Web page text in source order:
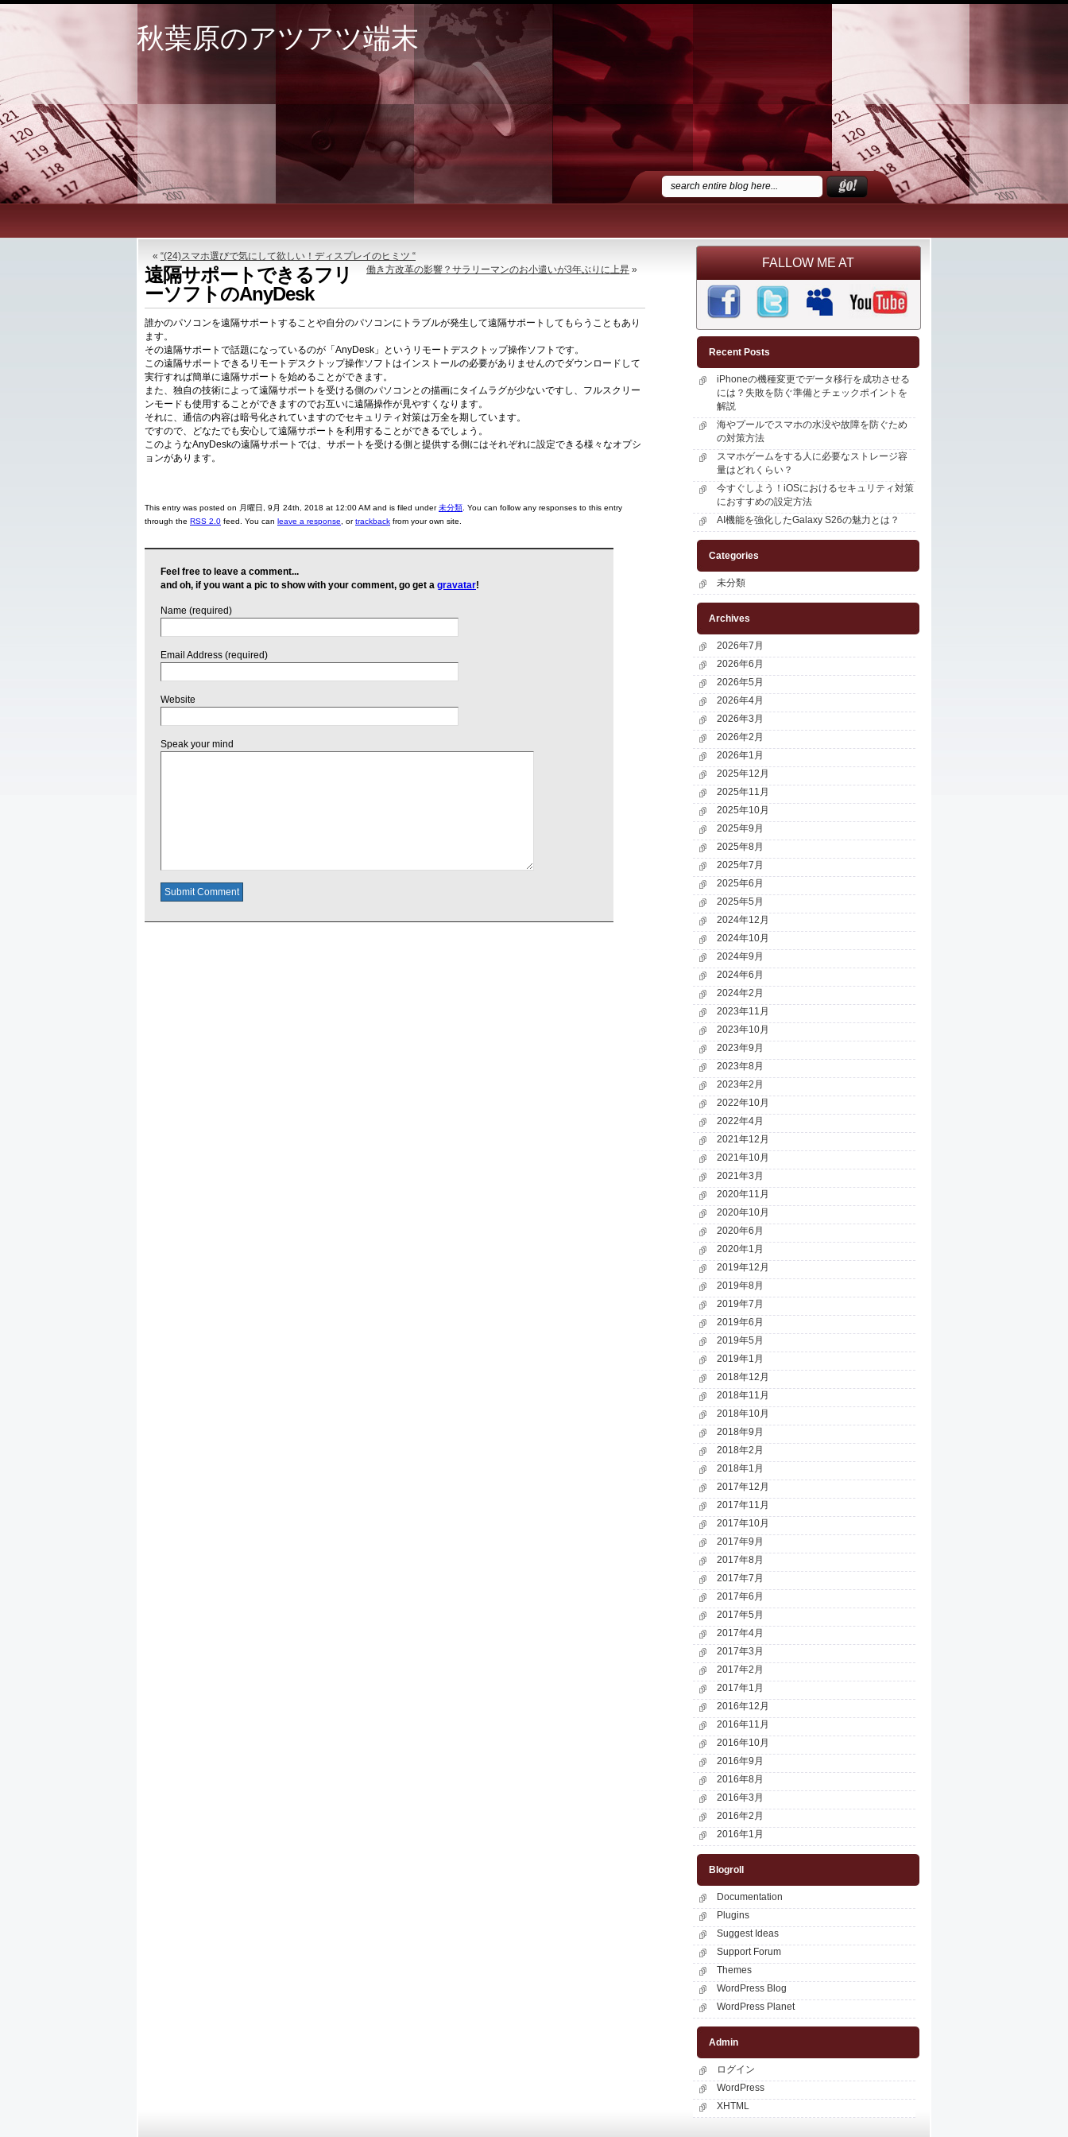
秋葉原のアツアツ端末
« “(24)スマホ選びで気にして欲しい！ディスプレイのヒミツ “
働き方改革の影響？サラリーマンのお小遣いが3年ぶりに上昇 »
遠隔サポートできるフリ
ーソフトのAnyDesk
誰かのパソコンを遠隔サポートすることや自分のパソコンにトラブルが発生して遠隔サポートしてもらうこともあり
ます。
その遠隔サポートで話題になっているのが「AnyDesk」というリモートデスクトップ操作ソフトです。
この遠隔サポートできるリモートデスクトップ操作ソフトはインストールの必要がありませんのでダウンロードして
実行すれば簡単に遠隔サポートを始めることができます。
また、独自の技術によって遠隔サポートを受ける側のパソコンとの描画にタイムラグが少ないですし、フルスクリー
ンモードも使用することができますのでお互いに遠隔操作が見やすくなります。
それに、通信の内容は暗号化されていますのでセキュリティ対策は万全を期しています。
ですので、どなたでも安心して遠隔サポートを利用することができるでしょう。
このようなAnyDeskの遠隔サポートでは、サポートを受ける側と提供する側にはそれぞれに設定できる様々なオプシ
ョンがあります。
This entry was posted on 月曜日, 9月 24th, 2018 at 12:00 AM and is filed under未分類 . You can follow any responses to this entry
through the RSS 2.0 feed. You can leave a response , ortrackback from your own site.
Feel free to leave a comment...
and oh, if you want a pic to show with your comment, go get a gravatar!
Name (required)
Email Address (required)
Website
Speak your mind
FALLOW ME AT
Recent Posts
iPhoneの機種変更でデータ移行を成功させる
には？失敗を防ぐ準備とチェックポイントを
解説
海やプールでスマホの水没や故障を防ぐため
の対策方法
スマホゲームをする人に必要なストレージ容
量はどれくらい？
今すぐしよう！iOSにおけるセキュリティ対策
におすすめの設定方法
AI機能を強化したGalaxy S26の魅力とは？
Categories
未分類
Archives
2026年7月
2026年6月
2026年5月
2026年4月
2026年3月
2026年2月
2026年1月
2025年12月
2025年11月
2025年10月
2025年9月
2025年8月
2025年7月
2025年6月
2025年5月
2024年12月
2024年10月
2024年9月
2024年6月
2024年2月
2023年11月
2023年10月
2023年9月
2023年8月
2023年2月
2022年10月
2022年4月
2021年12月
2021年10月
2021年3月
2020年11月
2020年10月
2020年6月
2020年1月
2019年12月
2019年8月
2019年7月
2019年6月
2019年5月
2019年1月
2018年12月
2018年11月
2018年10月
2018年9月
2018年2月
2018年1月
2017年12月
2017年11月
2017年10月
2017年9月
2017年8月
2017年7月
2017年6月
2017年5月
2017年4月
2017年3月
2017年2月
2017年1月
2016年12月
2016年11月
2016年10月
2016年9月
2016年8月
2016年3月
2016年2月
2016年1月
Blogroll
Documentation
Plugins
Suggest Ideas
Support Forum
Themes
WordPress Blog
WordPress Planet
Admin
ログイン
WordPress
XHTML